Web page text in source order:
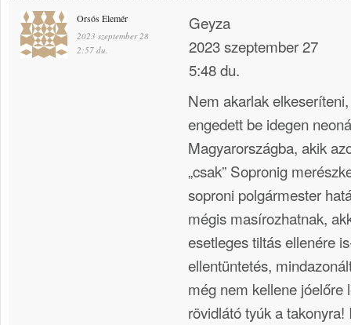
Orsós Elemér
2023 szeptember 28
2:57 du.
Geyza
2023 szeptember 27
5:48 du.
Nem akarlak
engedett be idegen
Magyarországba, akik
„csak” Sopronig
soproni polgármester
mégis masírozhatnak,
esetleges tiltás ellenére
ellentüntetés,
még nem kellene jóelőre
rövidlátó tyúk a